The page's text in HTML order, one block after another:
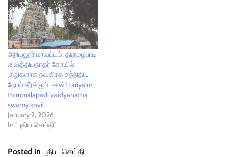
அரியலூர் மாவட்டம், திருமழபாடி
வைத்தியநாதர் கோயில்:
குழிகளாக நவகிரக சந்நிதி…
நோய் தீர்க்கும் ஈசன்! | ariyalur
thirumalapadi vaidyanatha
swamy kovil
January 2, 2026
In "புதிய செய்தி"
Posted in புதிய செய்தி